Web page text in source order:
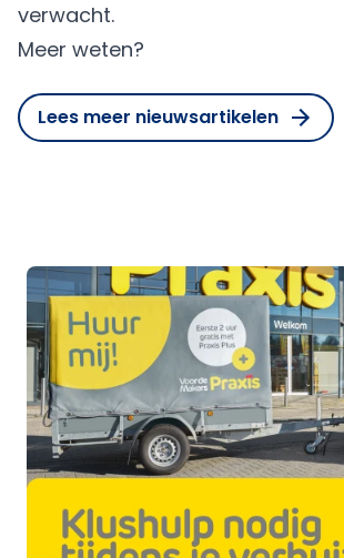
verwacht.
Meer weten?
Lees meer nieuwsartikelen